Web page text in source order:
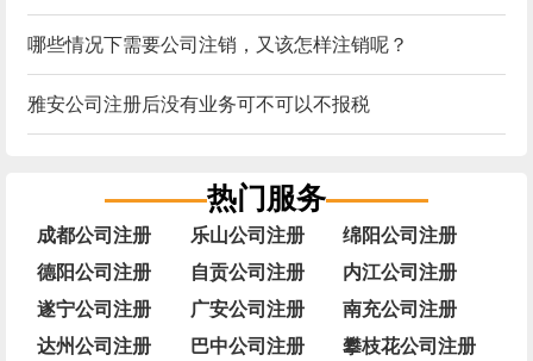
哪些情况下需要公司注销，又该怎样注销呢？
雅安公司注册后没有业务可不可以不报税
热门服务
成都公司注册 乐山公司注册
绵阳公司注册
德阳公司注册
自贡公司注册
内江公司注册
遂宁公司注册
广安公司注册
南充公司注册
达州公司注册
巴中公司注册
攀枝花公司注册